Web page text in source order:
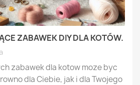
ZABAWEK DIY DLA KOTÓW.
zabawek dla kotow moze byc
dla Ciebie, jak i dla Twojego